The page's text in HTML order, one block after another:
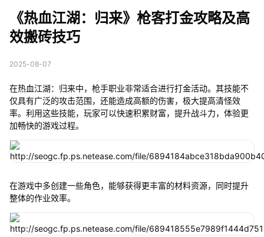
《热血江湖：归来》枪客打金攻略及高
效搬砖技巧
2025-08-07
在热血江湖：归来中，枪手职业非常适合进行打金活动。其技能不
仅具有广泛的攻击范围，还能造成高额的伤害，极大提高清怪效
率。利用这些技能，玩家可以快速积累财富，提升战斗力，体验更
加畅快的游戏过程。
在游戏中多创建一些角色，能够获得更丰富的材料资源，同时提升
整体的作业效率。